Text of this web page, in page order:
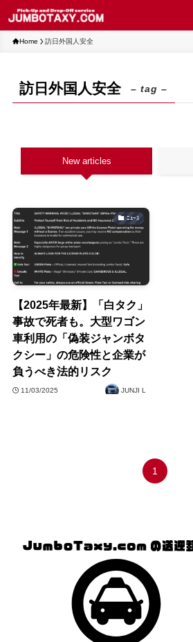
Home 訪日外国人安全
訪日外国人安全 – tag –
New articles
ﾆｭｰｽ
【2025年最新】「白タク」
事故で死者も。大型ワゴン
車利用の「偽装ジャンボタ
クシー」の危険性と企業が
負うべき法的リスク
11/03/2025 JUNJI L
1